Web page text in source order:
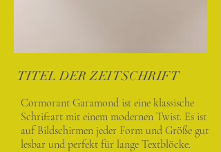
TITEL DER ZEITSCHRIFT
Cormorant Garamond ist eine klassische
Schriftart mit einem modernen Twist. Es ist
auf Bildschirmen jeder Form und Größe gut
lesbar und perfekt für lange Textblöcke.